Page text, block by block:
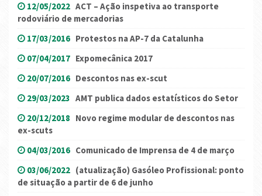
12/05/2022 ACT – Ação inspetiva ao transporte
rodoviário de mercadorias
17/03/2016 Protestos na AP-7 da Catalunha
07/04/2017 Expomecânica 2017
20/07/2016 Descontos nas ex-scut
29/03/2023 AMT publica dados estatísticos do Setor
20/12/2018 Novo regime modular de descontos nas
ex-scuts
04/03/2016 Comunicado de Imprensa de 4 de março
03/06/2022 (atualização) Gasóleo Profissional: ponto
de situação a partir de 6 de junho